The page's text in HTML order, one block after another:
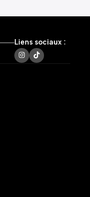
Liens sociaux :